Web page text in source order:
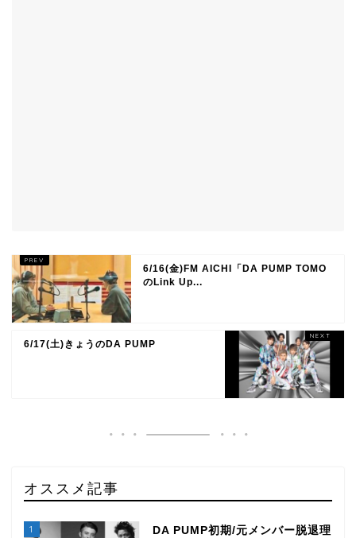
6/16(金)FM AICHI「DA PUMP TOMO
のLink Up...
6/17(土)きょうのDA PUMP
オススメ記事
1
DA PUMP初期/元メンバー脱退理